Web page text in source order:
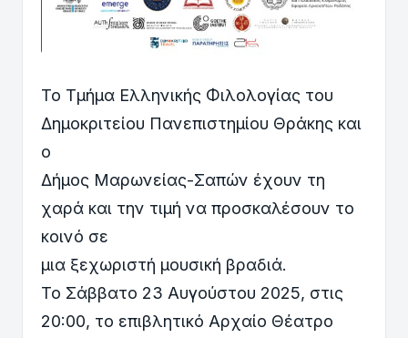
Το Τμήμα Ελληνικής Φιλολογίας του
Δημοκριτείου Πανεπιστημίου Θράκης και
ο
Δήμος Μαρωνείας-Σαπών έχουν τη
χαρά και την τιμή να προσκαλέσουν το
κοινό σε
μια ξεχωριστή μουσική βραδιά.
Το Σάββατο 23 Αυγούστου 2025, στις
20:00, το επιβλητικό Αρχαίο Θέατρο